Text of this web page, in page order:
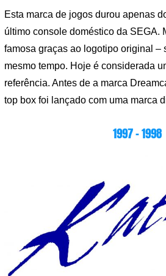
Esta marca de jogos durou apenas
último console doméstico da SEGA.
famosa graças ao logotipo original –
mesmo tempo. Hoje é considerada
referência. Antes de a marca
top box foi lançado com uma marca
1997 – 1998